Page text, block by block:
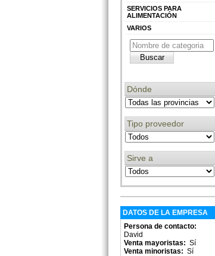
SERVICIOS PARA
ALIMENTACIÓN
VARIOS
Dónde
Tipo proveedor
Sirve a
DATOS DE LA EMPRESA
Persona de contacto:
David
Venta mayoristas: Sí
Venta minoristas: Sí